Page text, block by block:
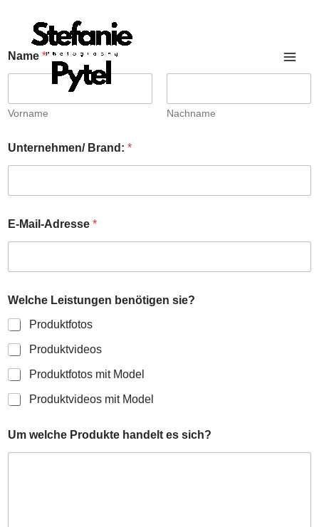
springen
Name *
Vorname Nachname
Unternehmen/ Brand: *
E-Mail-Adresse *
r
a
n
d
:
W
i
e
l
c
Welche Leistungen benötigen sie?
Produktfotos
Produktvideos
Produktfotos mit Model
Produktvideos mit Model
Um welche Produkte handelt es sich?